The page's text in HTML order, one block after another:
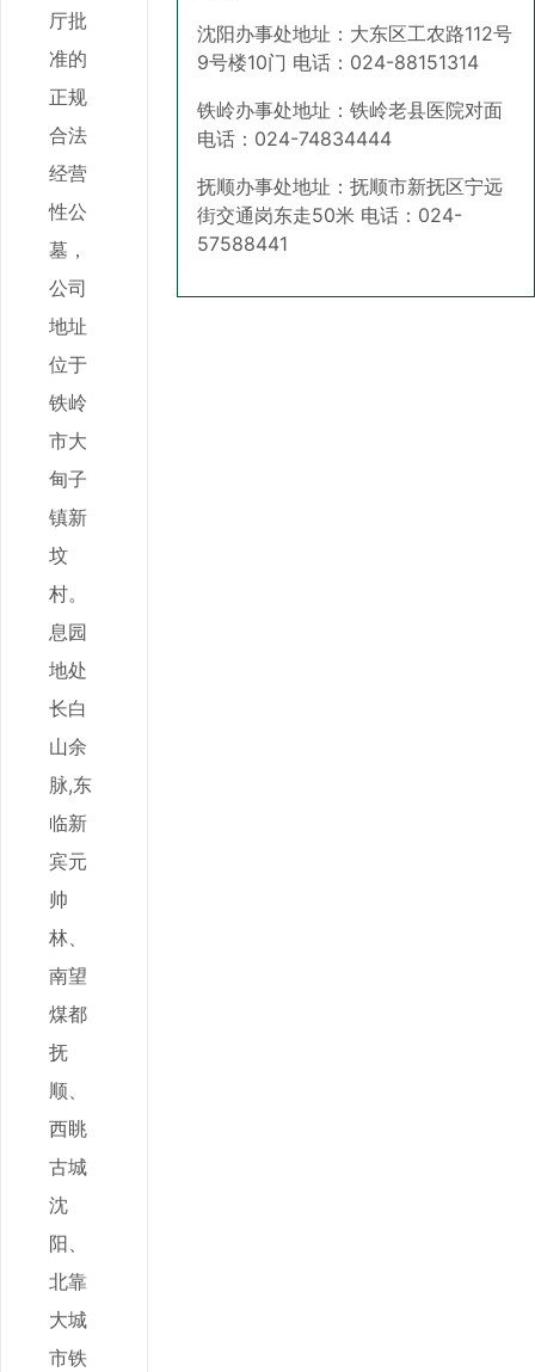
厅批
准的
正规
合法
经营
性公
墓，
公司
地址
位于
铁岭
市大
甸子
镇新
坟
村。
息园
地处
长白
山余
脉,东
临新
宾元
帅
林、
南望
煤都
抚
顺、
西眺
古城
沈
阳、
北靠
大城
市铁
沈阳办事处地址：大东区工农路112号
9号楼10门 电话：024-88151314
铁岭办事处地址：铁岭老县医院对面
电话：024-74834444
抚顺办事处地址：抚顺市新抚区宁远
街交通岗东走50米 电话：024-
57588441